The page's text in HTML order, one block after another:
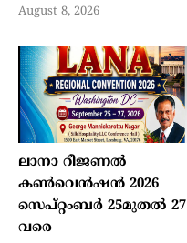
August 8, 2026
ലാനാ റീജണല്‍
കണ്‍വെന്‍ഷന്‍ 2026
സെപ്റ്റംബര്‍ 25മുതല്‍ 27
വരെ